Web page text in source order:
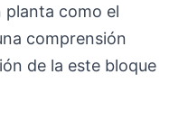
planta como el
comprensión
de la este bloque